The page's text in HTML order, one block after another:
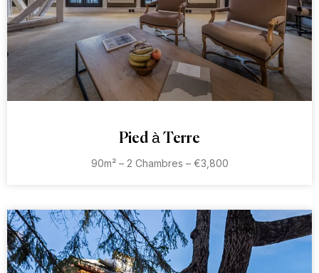
Pied à Terre
90m² – 2 Chambres – €3,800